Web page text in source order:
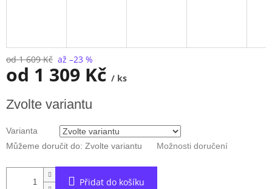
od 1 609 Kč až –23 %
od 1 309 Kč / ks
cena:
Zvolte variantu
Varianta
Můžeme doručit do: Zvolte variantu Možnosti doručení
Přidat do košíku